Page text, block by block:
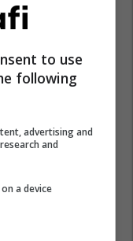
Pashaliq,
hetojnë
përmbajtje të
kombëtare
dhe
to use
following
advertising and
and
a device